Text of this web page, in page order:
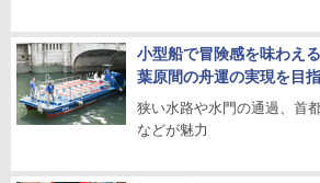
小型船で冒険感を味わえ
葉原間の舟運の実現を目
狭い水路や水門の通過、首
などが魅力